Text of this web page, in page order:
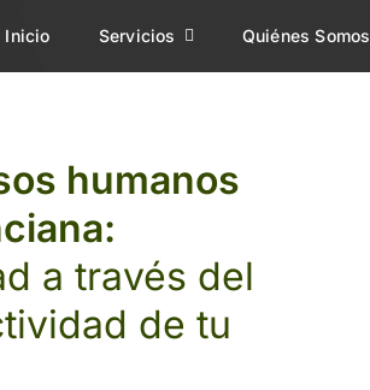
Inicio Servicios Quiénes Somos
humanos
a través del
de tu